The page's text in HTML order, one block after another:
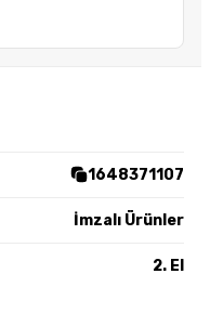
1648371107
İmzalı Ürünler
2. El